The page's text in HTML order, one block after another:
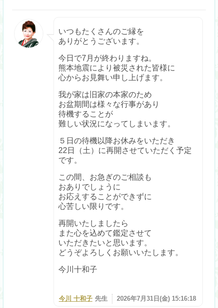
いつもたくさんのご縁を
ありがとうございます。
今日で7月が終わりますね。
熊本地震により被災された皆様に
心からお見舞い申し上げます。
我が家は旧家の本家のため
お盆期間は様々な行事があり
待機することが
難しい状況になってしまいます。
５日の待機以降お休みをいただき
22日（土）に再開させていただく予定
です。
この間、お急ぎのご相談も
おありでしょうに
お応えすることができずに
心苦しい限りです。
再開いたしましたら
また心を込めて鑑定させて
いただきたいと思います。
どうぞよろしくお願いいたします。
今川十和子
今川 十和子 先生 2026年7月31日(金) 15:16:18